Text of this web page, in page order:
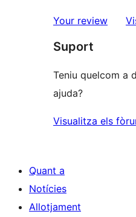
estrelles
de
estrelles
Your review
Suport
Teniu quelcom a
ajuda?
Visualitza els
Quant a
Notícies
Allotjament